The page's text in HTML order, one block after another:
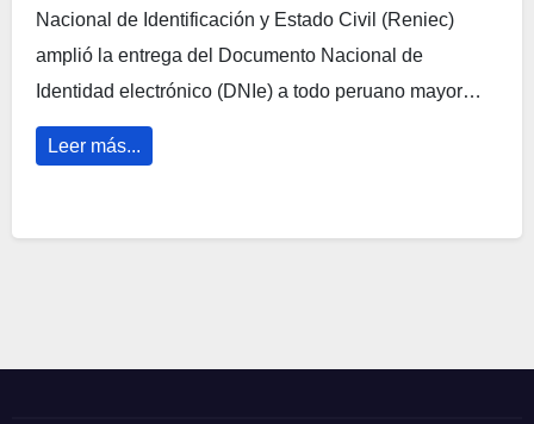
Nacional de Identificación y Estado Civil (Reniec)
amplió la entrega del Documento Nacional de
Identidad electrónico (DNIe) a todo peruano mayor…
Leer más...